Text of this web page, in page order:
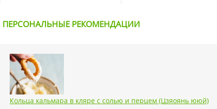
ПЕРСОНАЛЬНЫЕ РЕКОМЕНДАЦИИ
Кольца кальмара в кляре с солью и перцем (Цзяоянь ююй)